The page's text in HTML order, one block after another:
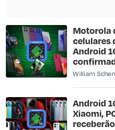
Motorola
celulares
Android
William
Android
Xiaomi,